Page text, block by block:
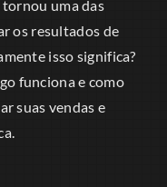
tornou uma das
os resultados de
isso significa?
funciona e como
suas vendas e